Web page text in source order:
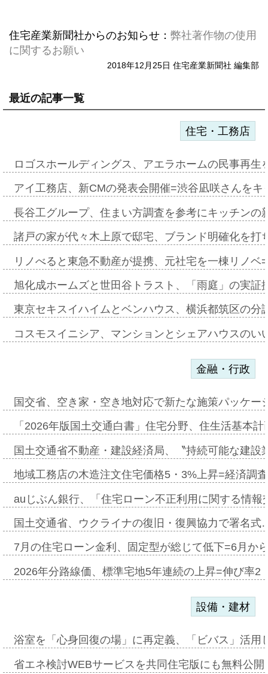
住宅産業新聞社からのお知らせ： 弊社著作物の使用
に関するお願い
2018年12月25日 住宅産業新聞社 編集部
最近の記事一覧
住宅・工務店
ロゴスホールディングス、アエラホームの民事再
アイ工務店、新CMの発表会開催=渋谷凪咲さんを
長谷工グループ、住まい方調査を参考にキッチン
諸戸の家が代々木上原で邸宅、ブランド明確化を
リノべると東急不動産が提携、元社宅を一棟リノ
旭化成ホームズと世田谷トラスト、「雨庭」の実
東京セキスイハイムとベンハウス、横浜都筑区の
コスモスイニシア、マンションとシェアハウスの
金融・行政
国交省、空き家・空き地対応で新たな施策パッケ
「2026年版国土交通白書」住宅分野、住生活基本
国土交通省不動産・建設経済局、〝持続可能な建
地域工務店の木造注文住宅価格5・3%上昇=経済調
auじぶん銀行、「住宅ローン不正利用に関する情
国土交通省、ウクライナの復旧・復興協力で署名
7月の住宅ローン金利、固定型が総じて低下=6月か
2026年分路線価、標準宅地5年連続の上昇=伸び率
設備・建材
浴室を「心身回復の場」に再定義、「ビバス」活
省エネ検討WEBサービスを共同住宅版にも無料公